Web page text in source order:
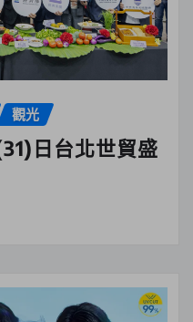
觀光
日台北世貿盛